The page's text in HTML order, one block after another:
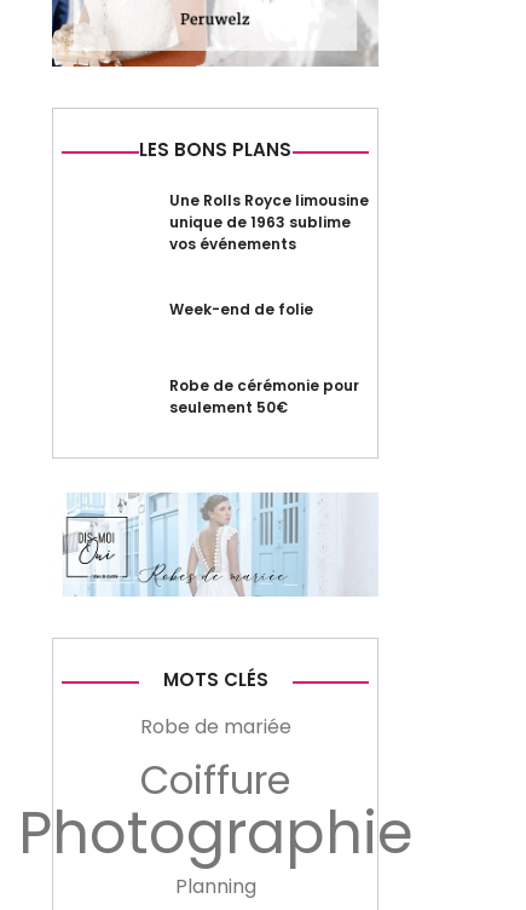
LES BONS PLANS
Une Rolls Royce limousine
unique de 1963 sublime
vos événements
Week-end de folie
Robe de cérémonie pour
seulement 50€
MOTS CLÉS
Robe de mariée
Coiffure
Photographie
Planning